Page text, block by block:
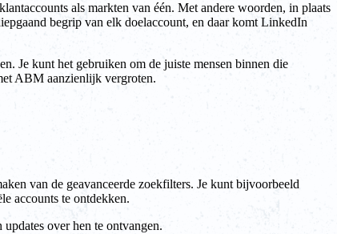
als markten van één. Met andere woorden, in plaats
begrip van elk doelaccount, en daar komt LinkedIn
Je kunt het gebruiken om de juiste mensen binnen die
ABM aanzienlijk vergroten.
van de geavanceerde zoekfilters. Je kunt bijvoorbeeld
accounts te ontdekken.
over hen te ontvangen.